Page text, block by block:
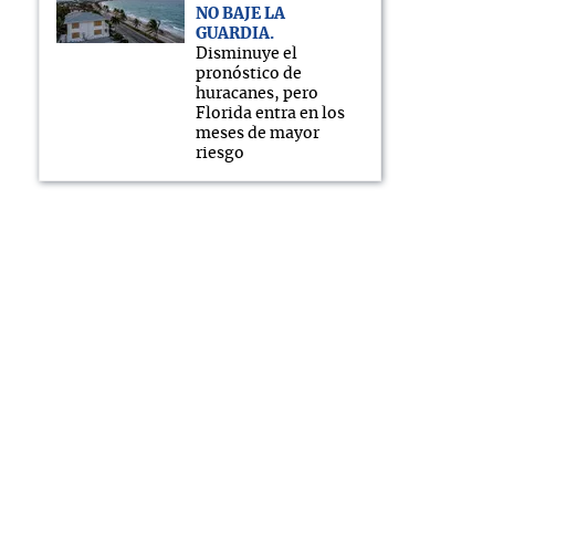
NO BAJE LA
GUARDIA
Disminuye el
pronóstico de
huracanes, pero
Florida entra en los
meses de mayor
riesgo